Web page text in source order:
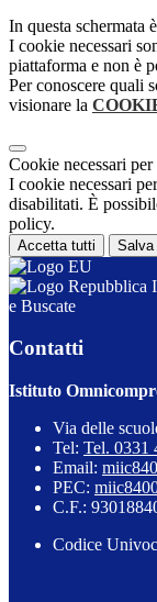
In questa schermata
I cookie necessari
piattaforma e non è
Per conoscere quali
visionare la
Cookie necessari
I cookie necessari
disabilitati. È
policy.
Accetta tutti Salva
e Buscate
Contatti
Istituto
Via delle
Tel: Tel. 0331
Email:
PEC:
C.F.:
Codice